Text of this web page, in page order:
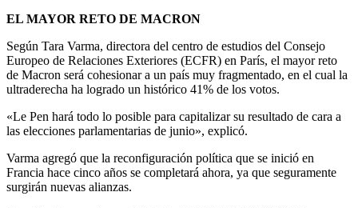
EL MAYOR RETO DE MACRON
Según Tara Varma, directora del centro de estudios del Consejo
Europeo de Relaciones Exteriores (ECFR) en París, el mayor reto
de Macron será cohesionar a un país muy fragmentado, en el cual la
ultraderecha ha logrado un histórico 41% de los votos.
«Le Pen hará todo lo posible para capitalizar su resultado de cara a
las elecciones parlamentarias de junio», explicó.
Varma agregó que la reconfiguración política que se inició en
Francia hace cinco años se completará ahora, ya que seguramente
surgirán nuevas alianzas.